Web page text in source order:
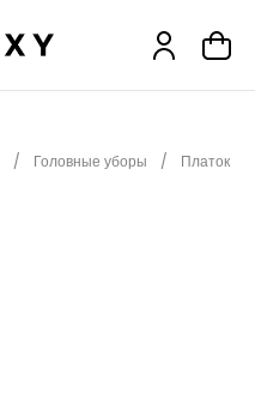
Головные уборы
Платок